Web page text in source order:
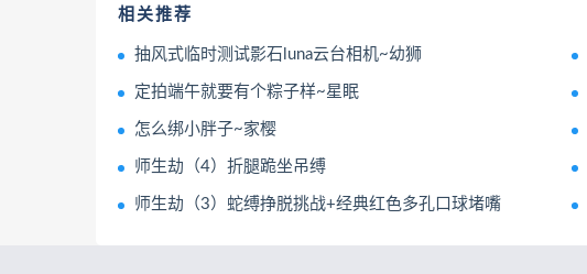
相关推荐
抽风式临时测试影石luna云台相机~幼狮
定拍端午就要有个粽子样~星眠
怎么绑小胖子~家樱
师生劫（4）折腿跪坐吊缚
师生劫（3）蛇缚挣脱挑战+经典红色多孔口球堵嘴